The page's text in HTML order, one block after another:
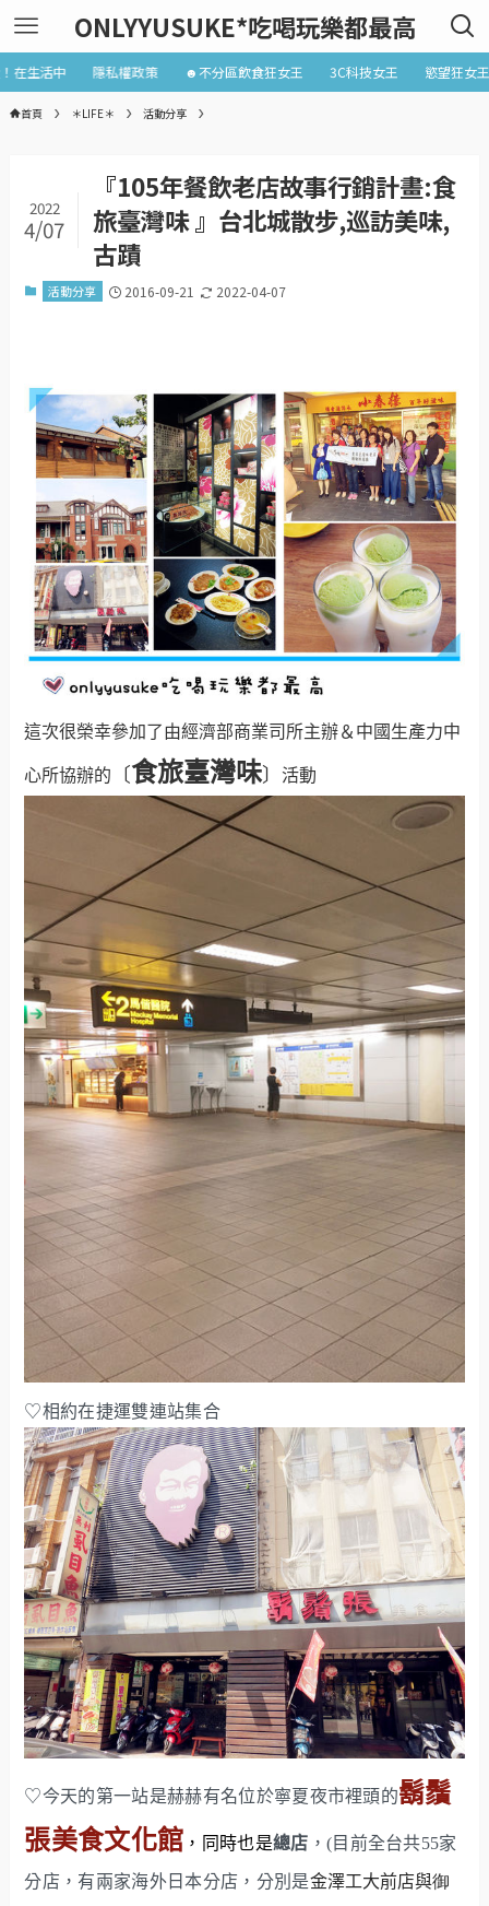
ONLYYUSUKE*吃喝玩樂都最高
在生活中 隱私權政策 ☻不分區飲食狂女王 3C科技女王 慾望狂女王
首頁 ＊LIFE＊ 活動分享
『105年餐飲老店故事行銷計畫:食
旅臺灣味 』台北城散步,巡訪美味,
古蹟
2022
4/07
活動分享 2016-09-21 2022-04-07
這次很榮幸參加了由經濟部商業司所主辦＆中國生產力中
心所協辦的 〔食旅臺灣味〕 活動
♡相約在捷運雙連站集合
♡今天的第一站是赫赫有名位於寧夏夜市裡頭的鬍鬚
張美食文化館 ，同時也是總店 ，(目前全台共55家
分店，有兩家海外日本分店，分別是金澤工大前店與御